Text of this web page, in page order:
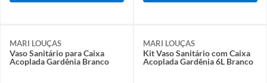
MARI LOUÇAS
Vaso Sanitário para Caixa
Acoplada Gardênia Branco
MARI LOUÇAS
Kit Vaso Sanitário com Caixa
Acoplada Gardênia 6L Branco